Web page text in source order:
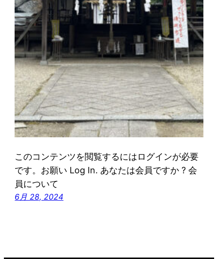
このコンテンツを閲覧するにはログインが必要
です。お願い Log In. あなたは会員ですか ? 会
員について
6月 28, 2024